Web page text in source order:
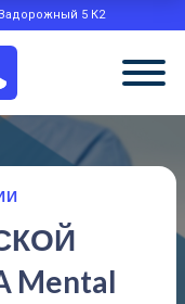
5 К2
Mental